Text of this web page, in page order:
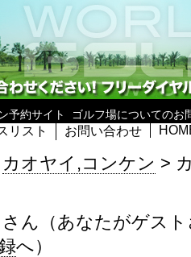
予約サイト ゴルフ場についてのお
リスト お問い合わせ
カオヤイ,コンケン >
ん（あなたがゲス
へ）